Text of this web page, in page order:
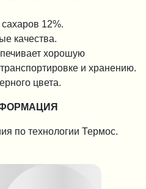
12%.
качества.
хорошую
и хранению.
цвета.
по технологии Термос.